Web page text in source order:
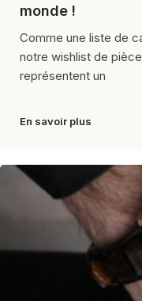
monde !
Comme une liste de
notre wishlist de
représentent un
En savoir plus